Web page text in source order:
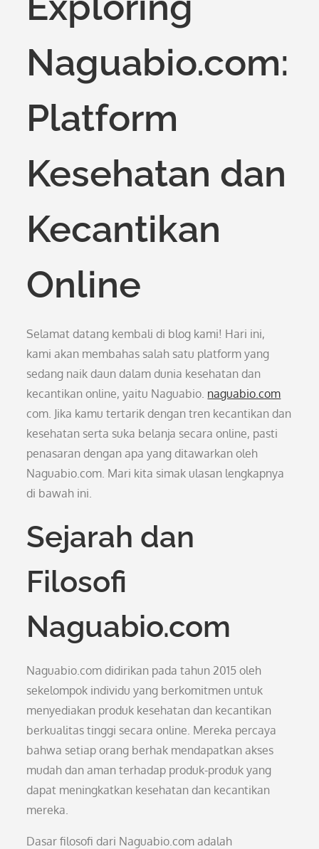
Naguabio.com:
Platform
Kesehatan dan
Kecantikan
Online
Selamat datang kembali di blog kami! Hari ini,
kami akan membahas salah satu platform yang
sedang naik daun dalam dunia kesehatan dan
kecantikan online, yaitu Naguabio. naguabio.com
com. Jika kamu tertarik dengan tren kecantikan dan
kesehatan serta suka belanja secara online, pasti
penasaran dengan apa yang ditawarkan oleh
Naguabio.com. Mari kita simak ulasan lengkapnya
di bawah ini.
Sejarah dan
Filosofi
Naguabio.com
Naguabio.com didirikan pada tahun 2015 oleh
sekelompok individu yang berkomitmen untuk
menyediakan produk kesehatan dan kecantikan
berkualitas tinggi secara online. Mereka percaya
bahwa setiap orang berhak mendapatkan akses
mudah dan aman terhadap produk-produk yang
dapat meningkatkan kesehatan dan kecantikan
mereka.
Dasar filosofi dari Naguabio.com adalah